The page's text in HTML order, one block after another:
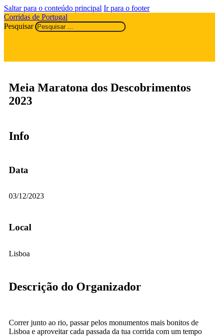
Saltar para o conteúdo principal Ir para o footer
Corridas de Portugal
Pesquisar
Meia Maratona dos Descobrimentos
2023
Info
Data
03/12/2023
Local
Lisboa
Descrição do Organizador
Correr junto ao rio, passar pelos monumentos mais bonitos de
Lisboa e aproveitar cada passada da tua corrida com um tempo